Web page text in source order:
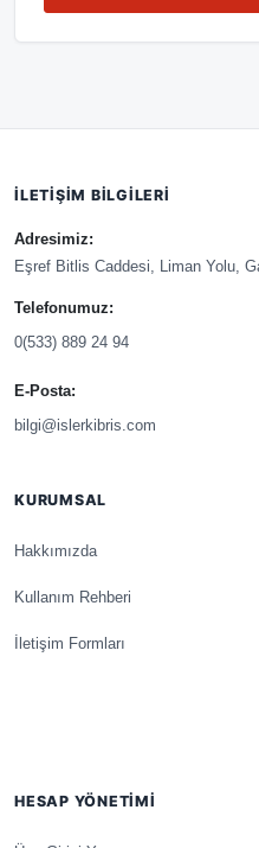
İLETIŞIM BILGILERI
Adresimiz:
Eşref Bitlis Caddesi, Liman Yolu,
Telefonumuz:
0(533) 889 24 94
E-Posta:
bilgi@islerkibris.com
KURUMSAL
Hakkımızda
Kullanım Rehberi
İletişim Formları
HESAP YÖNETIMI